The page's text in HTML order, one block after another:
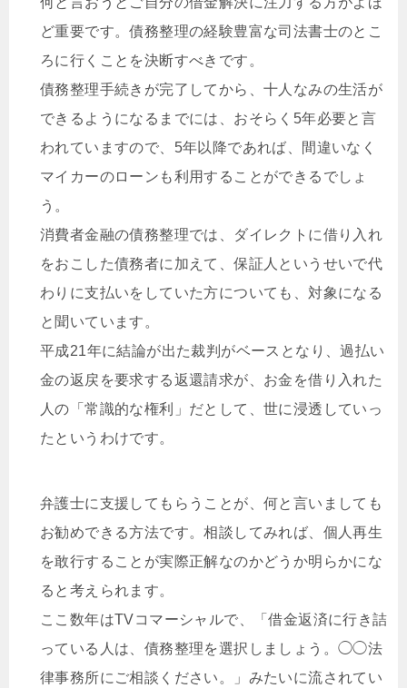
ど重要です。債務整理の経験豊富な司法書士のとこ
ろに行くことを決断すべきです。
債務整理手続きが完了してから、十人なみの生活が
できるようになるまでには、おそらく5年必要と言
われていますので、5年以降であれば、間違いなく
マイカーのローンも利用することができるでしょ
う。
消費者金融の債務整理では、ダイレクトに借り入れ
をおこした債務者に加えて、保証人というせいで代
わりに支払いをしていた方についても、対象になる
と聞いています。
平成21年に結論が出た裁判がベースとなり、過払い
金の返戻を要求する返還請求が、お金を借り入れた
人の「常識的な権利」だとして、世に浸透していっ
たというわけです。
弁護士に支援してもらうことが、何と言いましても
お勧めできる方法です。相談してみれば、個人再生
を敢行することが実際正解なのかどうか明らかにな
ると考えられます。
ここ数年はTVコマーシャルで、「借金返済に行き詰
っている人は、債務整理を選択しましょう。◯◯法
律事務所にご相談ください。」みたいに流されてい